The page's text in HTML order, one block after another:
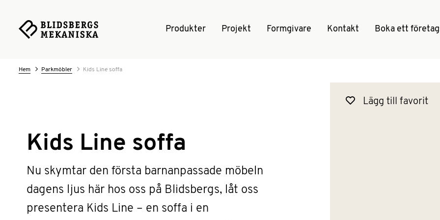
Produkter Projekt Formgivare Kontakt Boka ett
Hem Parkmöbler Kids Line soffa
Kids Line soffa
Nu skymtar den första barnanpassade möbeln
dagens ljus här hos oss på Blidsbergs, låt oss
presentera Kids Line – en soffa i en
Lägg till favorit